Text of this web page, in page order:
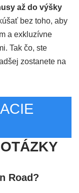
až do výšky
bez toho, aby
a exkluzívne
Tak čo, ste
zostanete na
Road?